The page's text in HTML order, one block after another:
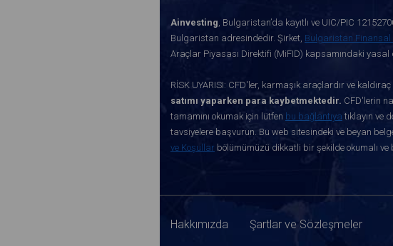
Ainvesting, Bulgaristan’da kayıtlı ve UIC/PIC
Bulgaristan adresindedir. Şirket, Bulgaristan Finansal
Araçlar Piyasası Direktifi (MiFID) kapsamındaki
RİSK UYARISI: CFD'ler, karmaşık araçlardır ve
satımı yaparken para kaybetmektedir. CFD'lerin
tamamını okumak için lütfen bu bağlantıya tıklayın ve
tavsiyelere başvurun. Bu web sitesindeki ve beyan
ve Koşullar bölümümüzü dikkatli bir şekilde okumalı ve
Hakkımızda Şartlar ve Sözleşmeler